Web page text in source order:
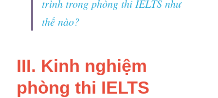
trình trong phòng thi IELTS như
thế nào?
III. Kinh nghiệm
phòng thi IELTS